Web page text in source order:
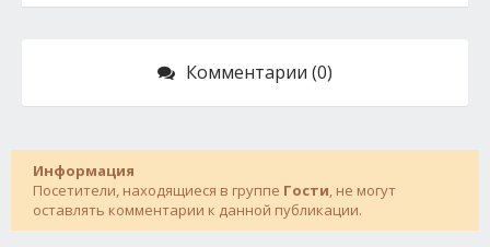
Комментарии (0)
Информация
Посетители, находящиеся в группе Гости , не могут
оставлять комментарии к данной публикации.